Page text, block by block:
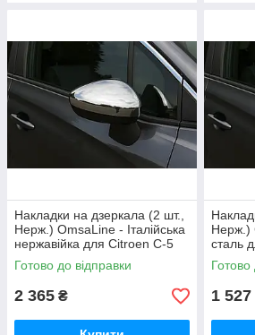
Накладки на дзеркала (2 шт.,
Нерж.) OmsaLine - Італійська
нержавійка для Citroen C-5
2008-2017 рр
Готово до відправки
2 365 ₴
Нерж.)
сталь
2017 рр
Готово
1 527